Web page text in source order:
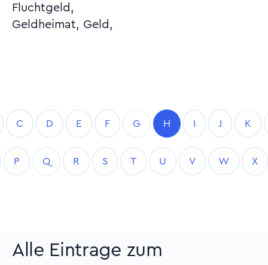
Fluchtgeld,
Geldheimat, Geld,
C D E F G H I J K
P Q R S T U V W X
Alle Eintrage zum